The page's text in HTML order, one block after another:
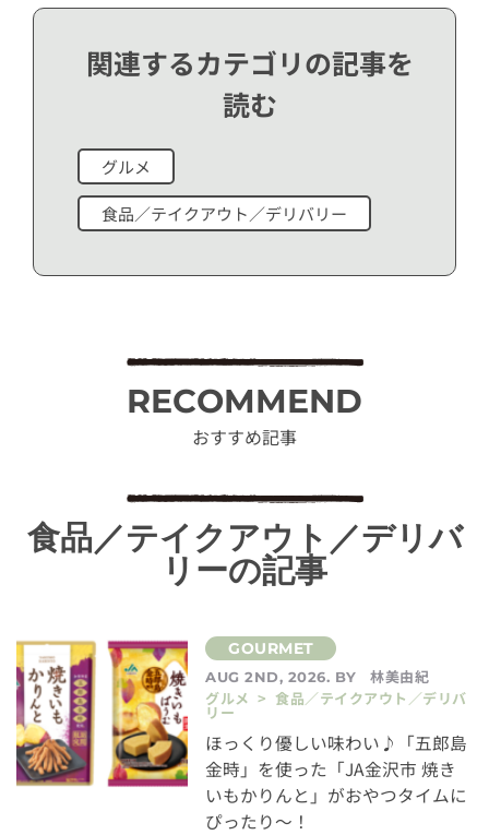
関連するカテゴリの記事を
読む
グルメ
食品／テイクアウト／デリバリー
RECOMMEND
おすすめ記事
食品／テイクアウト／デリバ
リーの記事
AUG 2ND, 2026. BY
林美由紀
グルメ > 食品／テイクアウト／デリバ
リー
ほっくり優しい味わい♪「五郎島
金時」を使った「JA金沢市 焼き
いもかりんと」がおやつタイムに
ぴったり～！